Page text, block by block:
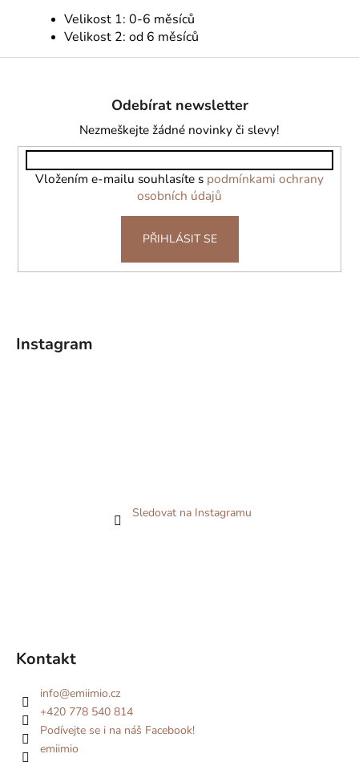
Velikost 1: 0-6 měsíců
Velikost 2: od 6 měsíců
Odebírat newsletter
Nezmeškejte žádné novinky či slevy!
Vložením e-mailu souhlasíte s podmínkami ochrany
osobních údajů
PŘIHLÁSIT SE
Instagram
Sledovat na Instagramu
Kontakt
info@emiimio.cz
+420 778 540 814
Podívejte se i na náš Facebook!
emiimio